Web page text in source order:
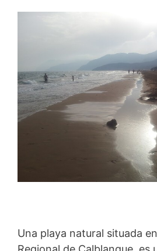
Una playa natural situada